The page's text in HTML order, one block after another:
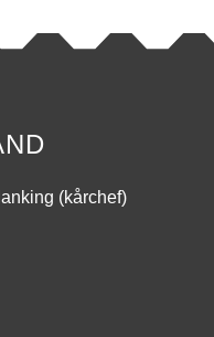
(kårchef)